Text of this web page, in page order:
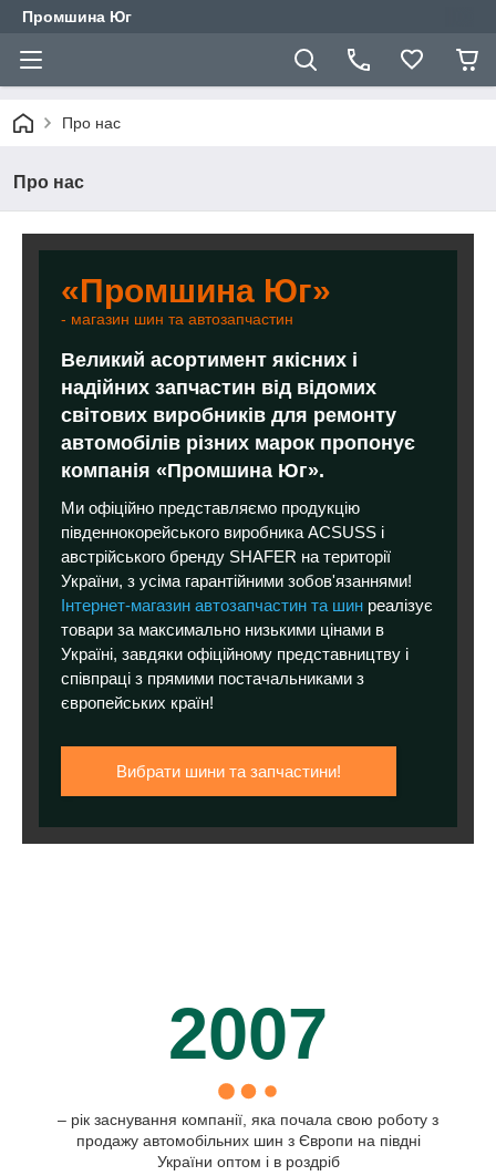
Промшина Юг
Про нас
Про нас
«Промшина Юг»
- магазин шин та автозапчастин
Великий асортимент якісних і
надійних запчастин від відомих
світових виробників для ремонту
автомобілів різних марок пропонує
компанія «Промшина Юг».
Ми офіційно представляємо продукцію
південнокорейського виробника ACSUSS і
австрійського бренду SHAFER на території
України, з усіма гарантійними зобов'язаннями!
Інтернет-магазин автозапчастин та шин реалізує
товари за максимально низькими цінами в
Україні, завдяки офіційному представництву і
співпраці з прямими постачальниками з
європейських країн!
Вибрати шини та запчастини!
2007
– рік заснування компанії, яка почала свою роботу з
продажу автомобільних шин з Європи на півдні
України оптом і в роздріб